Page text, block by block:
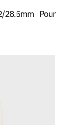
28.5mm Pour